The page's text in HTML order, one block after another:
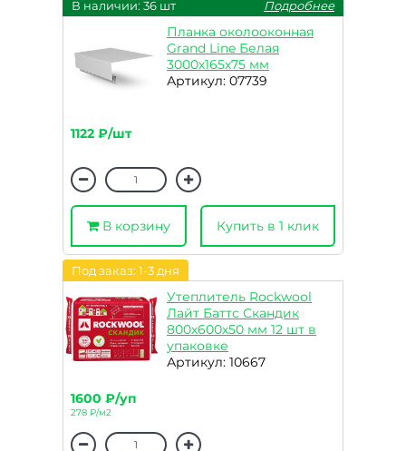
В наличии: 36 шт Подробнее
Планка околооконная
Grand Line Белая
3000х165х75 мм
Артикул: 07739
1122 ₽/шт
В корзину Купить в 1 клик
Под заказ: 1-3 дня
Утеплитель Rockwool
Лайт Баттс Скандик
800х600х50 мм 12 шт в
упаковке
Артикул: 10667
1600 ₽/уп
278 ₽/м2